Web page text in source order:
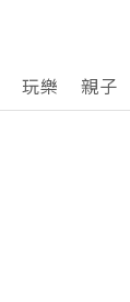
玩樂 親子